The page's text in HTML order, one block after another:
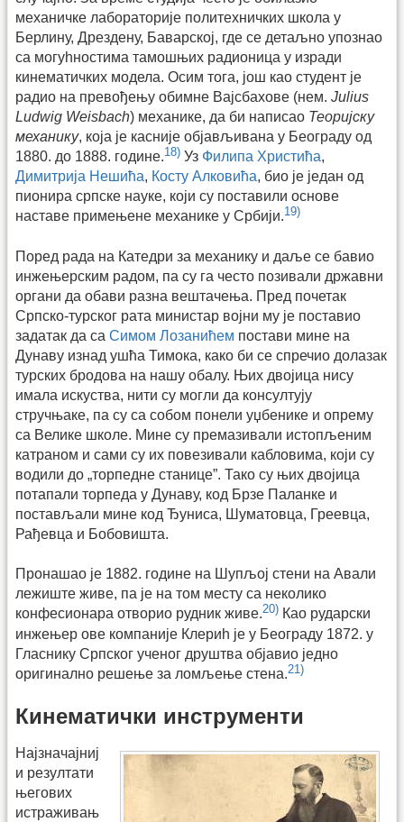
механичке лабора­торије политехничких школа у
Берлину, Дрездену, Баварској, где се детаљно упоз­нао
са могуhностима тамошњих радионица у изради
кинематичких модела. Осим тога, још као студент је
радио на превођењу обимне Вајсбахове (нем. Julius
Ludwig Weisbach) механике, да би написао Теоријску
механику, која је касније објављивана у Београду од
1880. до 1888. године.18) Уз Филипа Христића,
Димитрија Нешића, Косту Алковића, био је један од
пионира српске науке, који су поставили основе
наставе примењене механике у Србији.19)
Поред рада на Катедри за механику и даље се бавио
инжењерским радом, па су га често позивали државни
органи да обави разна вештачења. Пред почетак
Српско-турског рата министар војни му је поставио
задатак да са Симом Лозанићем постави мине на
Дунаву изнад ушћа Тимока, како би се спречио долазак
турских бродова на нашу обалу. Њих двојица нису
имала искуства, нити су могли да консултују
стручњаке, па су са собом понели уџбенике и опрему
са Велике школе. Мине су премазивали истопљеним
катраном и сами су их повезивали кабловима, који су
водили до „торпедне станице”. Тако су њих двојица
потапали торпеда у Дунаву, код Брзе Паланке и
постављали мине код Ђуниса, Шуматовца, Греевца,
Рађевца и Бобовишта.
Пронашао је 1882. године на Шупљој стени на Авали
лежиште живе, па је на том месту са неколико
конфесионара отворио рудник живе.20) Као рударски
инжењер ове компаније Клериh је у Београду 1872. у
Гласнику Српског ученог друштва објавио једно
оригинално решење за ломљење стена.21)
Кинематички инструменти
Најзначајниј
и резултати
његових
истраживањ